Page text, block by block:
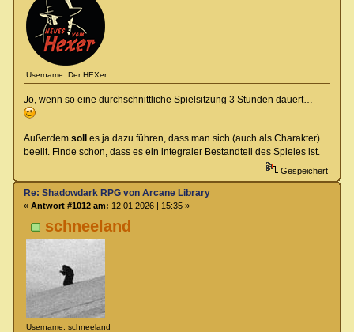
Username: Der HEXer
Jo, wenn so eine durchschnittliche Spielsitzung 3 Stunden dauert…
Außerdem soll
es ja dazu führen, dass man sich (auch als Charakter)
beeilt. Finde schon, dass es ein integraler Bestandteil des Spieles ist.
Gespeichert
schneeland
Username: schneeland
Re: Shadowdark RPG von Arcane Library
« Antwort #1012 am: 12.01.2026 | 15:35 »